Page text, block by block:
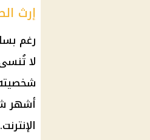
إرث
رغم
لا
أشهر
الإنترنت.